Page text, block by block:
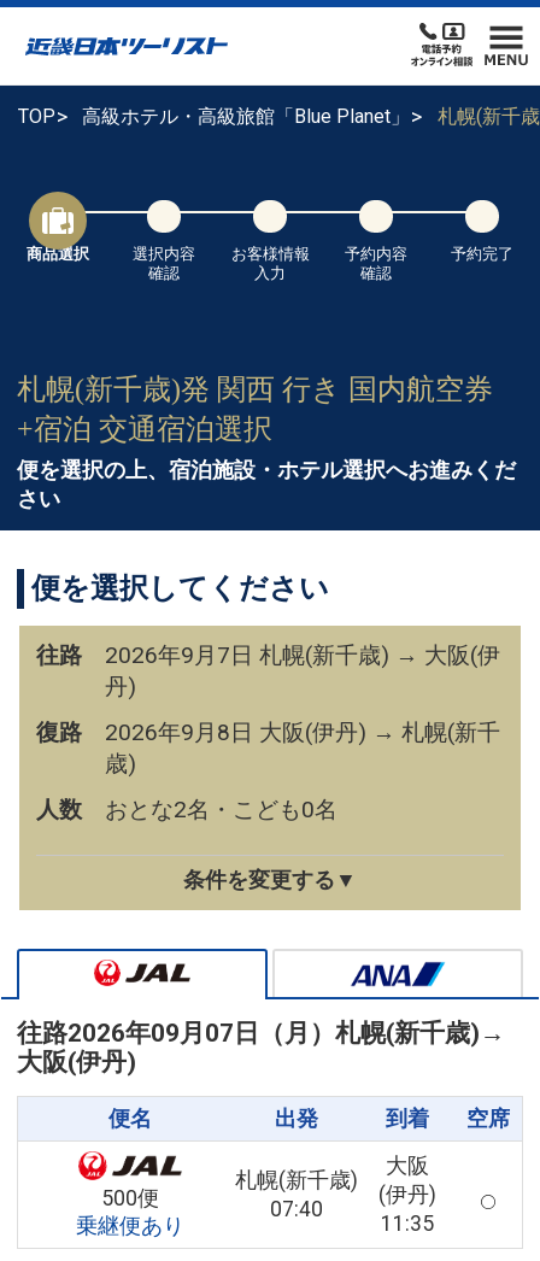
TOP 高級ホテル・高級旅館「Blue Planet」 札幌(新千
商品選択
選択内容
確認
お客様情報
入力
予約内容
確認
予約完了
札幌(新千歳)発 関西 行き 国内航空券
+宿泊 交通宿泊選択
便を選択の上、宿泊施設・ホテル選択へお進みくだ
さい
便を選択してください
往路
2026年9月7日 札幌(新千歳) → 大阪(伊
丹)
復路
2026年9月8日 大阪(伊丹) → 札幌(新千
歳)
人数
おとな2名・こども0名
条件を変更する▼
往路2026年09月07日（月） 札幌(新千歳) →
大阪(伊丹)
便名 出発 到着 空席
500便
乗継便あり
札幌(新千歳)
07:40
大阪
(伊丹)
11:35